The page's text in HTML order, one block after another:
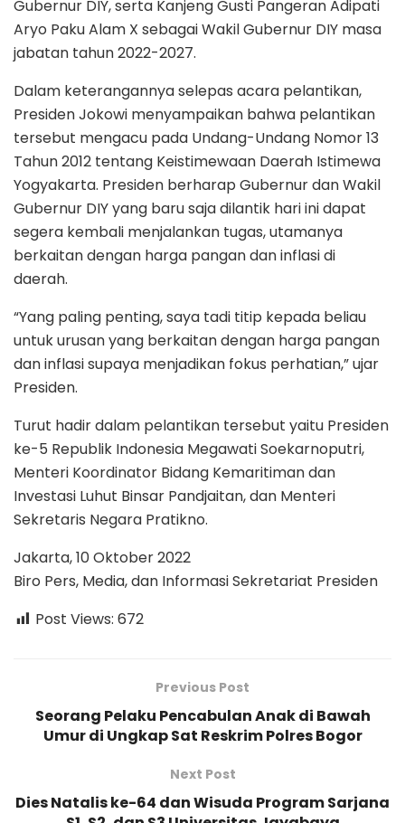
Gubernur DIY, serta Kanjeng Gusti Pangeran Adipati
Aryo Paku Alam X sebagai Wakil Gubernur DIY masa
jabatan tahun 2022-2027.
Dalam keterangannya selepas acara pelantikan,
Presiden Jokowi menyampaikan bahwa pelantikan
tersebut mengacu pada Undang-Undang Nomor 13
Tahun 2012 tentang Keistimewaan Daerah Istimewa
Yogyakarta. Presiden berharap Gubernur dan Wakil
Gubernur DIY yang baru saja dilantik hari ini dapat
segera kembali menjalankan tugas, utamanya
berkaitan dengan harga pangan dan inflasi di
daerah.
“Yang paling penting, saya tadi titip kepada beliau
untuk urusan yang berkaitan dengan harga pangan
dan inflasi supaya menjadikan fokus perhatian,” ujar
Presiden.
Turut hadir dalam pelantikan tersebut yaitu Presiden
ke-5 Republik Indonesia Megawati Soekarnoputri,
Menteri Koordinator Bidang Kemaritiman dan
Investasi Luhut Binsar Pandjaitan, dan Menteri
Sekretaris Negara Pratikno.
Jakarta, 10 Oktober 2022
Biro Pers, Media, dan Informasi Sekretariat Presiden
Post Views: 672
Previous Post
Seorang Pelaku Pencabulan Anak di Bawah
Umur di Ungkap Sat Reskrim Polres Bogor
Next Post
Dies Natalis ke-64 dan Wisuda Program Sarjana